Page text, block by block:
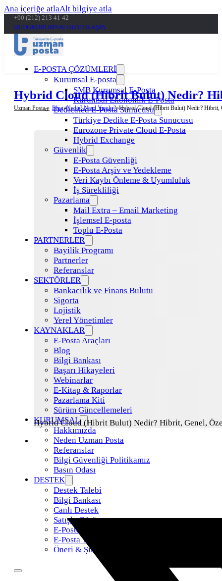
Ana içeriğe atlaAlt bilgiye atla
+90 (212) 213 41 42
BLOGKURUMSALBİZE ULAŞIN
E-POSTA ÇÖZÜMLERİ
Kurumsal E-posta
SMB Kurumsal E-Posta
Kurumsal Ekonomik E-Posta
Dedicated E-Posta Sunucusu
Türkiye Dedike E-Posta Sunucusu
Eurozone Private Cloud E-Posta
Hybrid Exchange
Güvenlik
E-Posta Güvenliği
E-Posta Arşiv ve Yedekleme
Veri Kaybı Önleme & Uyumluluk
İş Sürekliliği
Pazarlama
Mail Extra – Email Marketing
İşlemsel E-posta
Toplu E-Posta
PARTNERLER
Bayilik Programı
Partnerler
Referanslar
SEKTÖRLER
Bankacılık ve Finans Bulutu
Sigorta
Lojistik
Yerel Yönetimler
KAYNAKLAR
E-Posta Araçları
Blog
Bilgi Bankası
Başarı Hikayeleri
Webinarlar
E-Kitap & Raporlar
Pazarlama Kiti
Sürüm Güncellemeleri
KURUMSAL
Hakkımızda
Neden Uzman Posta
Referanslar
Bilgi Güvenliği Politikamız
Basın Odası
DESTEK
Destek Talebi
Bilgi Bankası
Canlı Destek
Satışla Görüş
E-Posta Taşıma
E-Posta Yönetimi
Öneri & Şikayet
Hybrid Cloud (Hibrit Bulut) Nedir?
Uzman Posta » Blog Nedir? Nasıl Yapılır? Hybrid Cloud (Hibrit Bulut) Nedir? Hibrit,
Hybrid Cloud (Hibrit Bulut) Nedir? Hibrit, Genel,